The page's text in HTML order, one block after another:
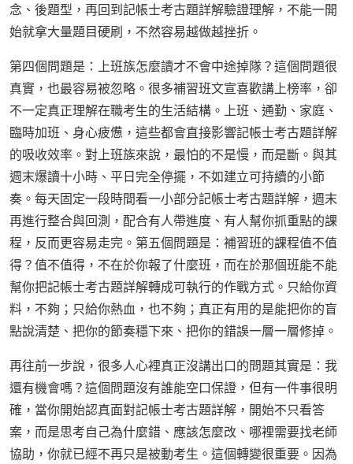
念、後題型，再回到記帳士考古題詳解驗證理解，不能一開
始就拿大量題目硬刷，不然容易越做越挫折。
第四個問題是：上班族怎麼讀才不會中途掉隊？這個問題很
真實，也最容易被忽略。很多補習班文宣喜歡講上榜率，卻
不一定真正理解在職考生的生活結構。上班、通勤、家庭、
臨時加班、身心疲憊，這些都會直接影響記帳士考古題詳解
的吸收效率。對上班族來說，最怕的不是慢，而是斷。與其
週末爆讀十小時、平日完全停擺，不如建立可持續的小節
奏。每天固定一段時間看一小部分記帳士考古題詳解，週末
再進行整合與回測，配合有人帶進度、有人幫你抓重點的課
程，反而更容易走完。第五個問題是：補習班的課程值不值
得？值不值得，不在於你報了什麼班，而在於那個班能不能
幫你把記帳士考古題詳解轉成可執行的作戰方式。只給你資
料，不夠；只給你熱血，也不夠；真正有用的是能把你的盲
點說清楚、把你的節奏穩下來、把你的錯誤一層一層修掉。
再往前一步說，很多人心裡真正沒講出口的問題其實是：我
還有機會嗎？這個問題沒有誰能空口保證，但有一件事很明
確，當你開始認真面對記帳士考古題詳解，開始不只看答
案，而是思考自己為什麼錯、應該怎麼改、哪裡需要找老師
協助，你就已經不再只是被動考生。這個轉變很重要。因為